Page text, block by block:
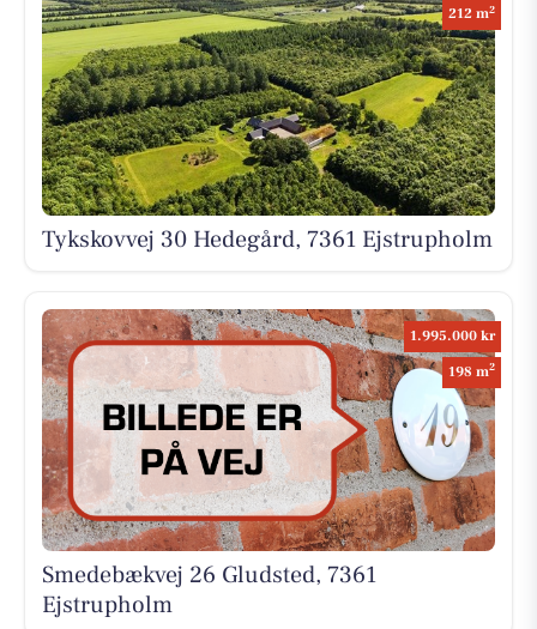
212 m2
Tykskovvej 30 Hedegård, 7361 Ejstrupholm
1.995.000 kr
198 m2
Smedebækvej 26 Gludsted, 7361
Ejstrupholm